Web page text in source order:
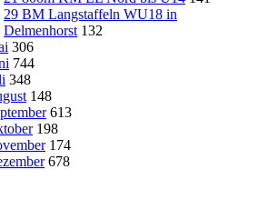
29 BM Langstaffeln WU18 in
Delmenhorst 132
306
744
348
148
613
198
174
678